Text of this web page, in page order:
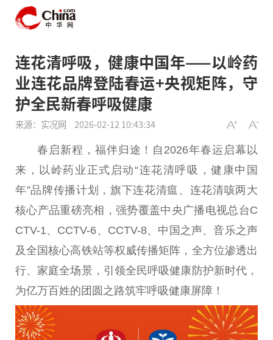
连花清呼吸，健康中国年——以岭药
业连花品牌登陆春运+央视矩阵，守
护全民新春呼吸健康
来源：实况网 2026-02-12 10:43:34
春启新程，福伴归途！自2026年春运启幕以
来，以岭药业正式启动“连花清呼吸，健康中国
年”品牌传播计划，旗下连花清瘟、连花清咳两大
核心产品重磅亮相，强势覆盖中央广播电视总台C
CTV-1、CCTV-6、CCTV-8、中国之声、音乐之声
及全国核心高铁站等权威传播矩阵，全方位渗透出
行、家庭全场景，引领全民呼吸健康防护新时代，
为亿万百姓的团圆之路筑牢呼吸健康屏障！